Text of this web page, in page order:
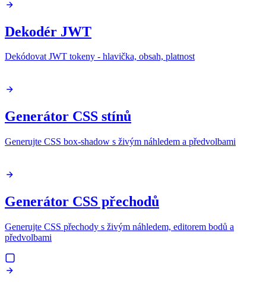
Dekodér JWT
Dekódovat JWT tokeny - hlavička, obsah, platnost
Generátor CSS stínů
Generujte CSS box-shadow s živým náhledem a předvolbami
Generátor CSS přechodů
Generujte CSS přechody s živým náhledem, editorem bodů a
předvolbami